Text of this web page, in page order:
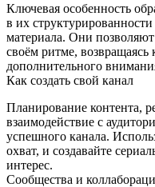
Ключевая особенность
в их
материала. Они
своём ритме,
дополнительного
Как создать свой канал
Планирование контента,
взаимодействие с
успешного канала.
охват, и создавайте
интерес.
Сообщества и